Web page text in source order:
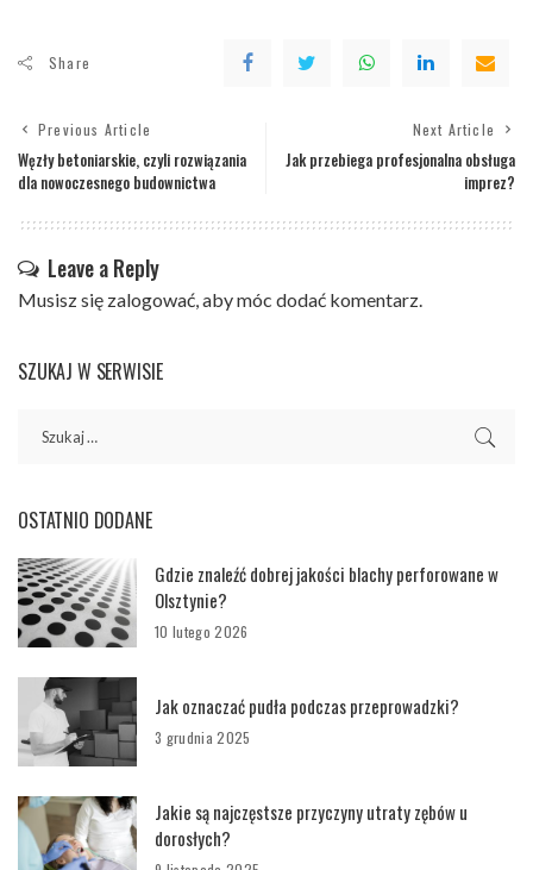
Share
Previous Article
Węzły betoniarskie, czyli rozwiązania
dla nowoczesnego budownictwa
Next Article
Jak przebiega profesjonalna obsługa
imprez?
Leave a Reply
Musisz się zalogować, aby móc dodać komentarz.
SZUKAJ W SERWISIE
OSTATNIO DODANE
Gdzie znaleźć dobrej jakości blachy perforowane w
Olsztynie?
10 lutego 2026
Jak oznaczać pudła podczas przeprowadzki?
3 grudnia 2025
Jakie są najczęstsze przyczyny utraty zębów u
dorosłych?